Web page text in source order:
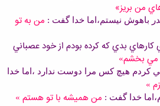
من بريز»
باهوش نيستم،اما خدا گفت : من به تو
کارهاي بدي که کرده بودم از خود عصباني
مي بخشم»
کردم هيچ کس مرا دوست ندارد ،اما خدا
»
خدا گفت : من هميشه با تو هستم »